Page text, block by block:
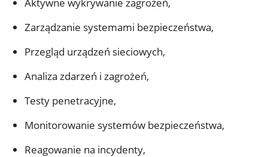
Zarządzanie systemami bezpieczeństwa,
Przegląd urządzeń sieciowych,
Analiza zdarzeń i zagrożeń,
Testy penetracyjne,
Monitorowanie systemów bezpieczeństwa,
Reagowanie na incydenty,